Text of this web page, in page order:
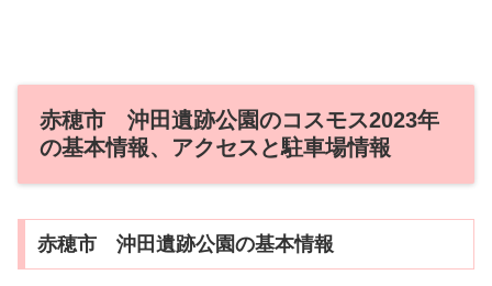
赤穂市 沖田遺跡公園のコスモス2023年
の基本情報、アクセスと駐車場情報
赤穂市 沖田遺跡公園の基本情報